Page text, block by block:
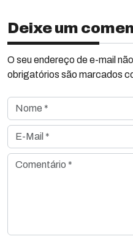
Deixe um
O seu endereço de e-mail
obrigatórios são marcados
Nome *
E-Mail *
Comentário *